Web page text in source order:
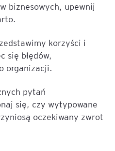
biznesowych, upewnij
korzyści i
się błędów,
organizacji.
pytań
się, czy wytypowane
oczekiwany zwrot